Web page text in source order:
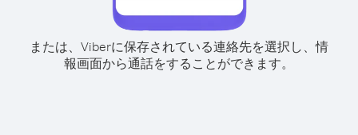
または、Viberに保存されている連絡先を選択し、情
報画面から通話をすることができます。